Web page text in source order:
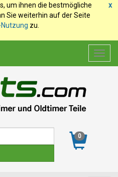
x
um ihnen die bestmögliche
Sie weiterhin auf der Seite
zu.
0